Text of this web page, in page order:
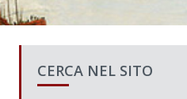
CERCA NEL SITO